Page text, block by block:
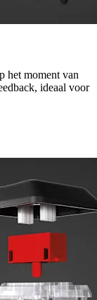
het moment van
ideaal voor